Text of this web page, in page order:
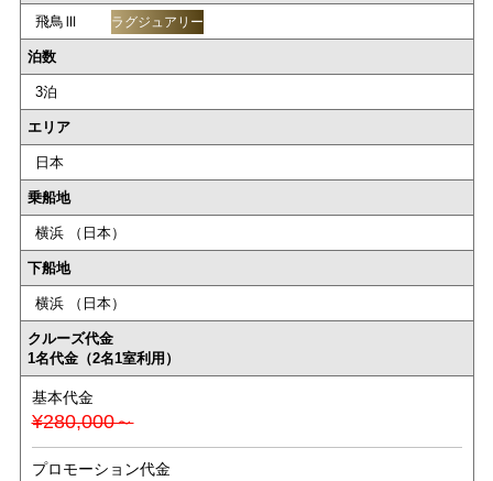
飛鳥Ⅲ ラグジュアリー
泊数
3泊
エリア
日本
乗船地
横浜 （日本）
下船地
横浜 （日本）
クルーズ代金
1名代金（2名1室利用）
基本代金
¥280,000～
プロモーション代金